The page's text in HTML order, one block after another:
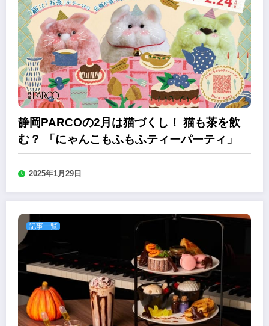
静岡PARCOの2月は猫づくし！ 猫も茶を飲
む？ 「にゃんこもふもふティーパーティ」
2025年1月29日
記事一覧